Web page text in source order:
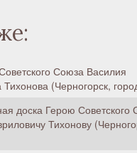
Союза Василия
Тихонова (Черногорск,
доска Герою Советского
Тихонову